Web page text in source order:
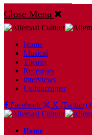
Close Menu
Home
Musical
Theater
Recensies
Interviews
Cultuurzomer
Facebook
X (Twitter)
Home